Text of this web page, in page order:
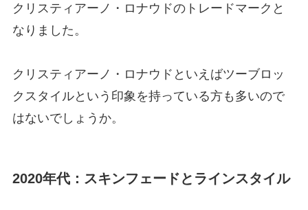
クリスティアーノ・ロナウドのトレードマークと
なりました。
クリスティアーノ・ロナウドといえばツーブロッ
クスタイルという印象を持っている方も多いので
はないでしょうか。
2020年代：スキンフェードとラインスタイル